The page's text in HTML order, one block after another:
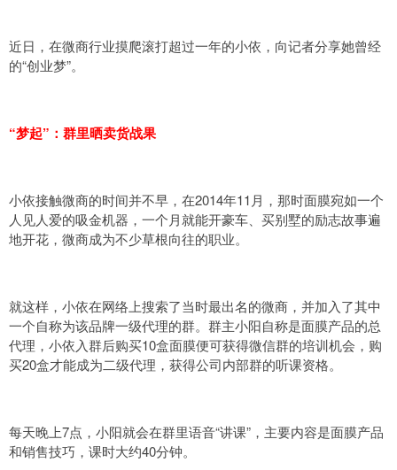
近日，在微商行业摸爬滚打超过一年的小依，向记者分享她曾经
的“创业梦”。
“梦起”：群里晒卖货战果
小依接触微商的时间并不早，在2014年11月，那时面膜宛如一个
人见人爱的吸金机器，一个月就能开豪车、买别墅的励志故事遍
地开花，微商成为不少草根向往的职业。
就这样，小依在网络上搜索了当时最出名的微商，并加入了其中
一个自称为该品牌一级代理的群。群主小阳自称是面膜产品的总
代理，小依入群后购买10盒面膜便可获得微信群的培训机会，购
买20盒才能成为二级代理，获得公司内部群的听课资格。
每天晚上7点，小阳就会在群里语音“讲课”，主要内容是面膜产品
和销售技巧，课时大约40分钟。